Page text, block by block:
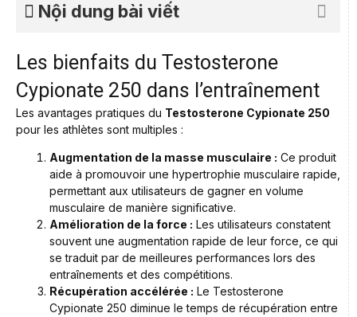
Nội dung bài viết
Les bienfaits du Testosterone
Cypionate 250 dans l’entraînement
Les avantages pratiques du Testosterone Cypionate 250
pour les athlètes sont multiples :
Augmentation de la masse musculaire : Ce produit
aide à promouvoir une hypertrophie musculaire rapide,
permettant aux utilisateurs de gagner en volume
musculaire de manière significative.
Amélioration de la force : Les utilisateurs constatent
souvent une augmentation rapide de leur force, ce qui
se traduit par de meilleures performances lors des
entraînements et des compétitions.
Récupération accélérée : Le Testosterone
Cypionate 250 diminue le temps de récupération entre